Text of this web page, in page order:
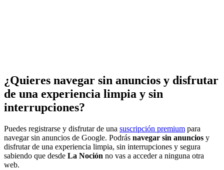
¿Quieres navegar sin anuncios y disfrutar
de una experiencia limpia y sin
interrupciones?
Puedes registrarse y disfrutar de una suscripción premium para
navegar sin anuncios de Google. Podrás navegar sin anuncios y
disfrutar de una experiencia limpia, sin interrupciones y segura
sabiendo que desde La Noción no vas a acceder a ninguna otra
web.